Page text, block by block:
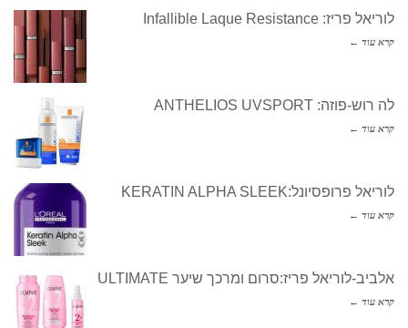
לוריאל פריז: Infallible Laque Resistance
קרא עוד ←
לה רוש-פוזה: ANTHELIOS UVSPORT
קרא עוד ←
לוריאל פרופסיונל:KERATIN ALPHA SLEEK
קרא עוד ←
אלביב-לוריאל פריז:סרום ומרכך שיער ULTIMATE
קרא עוד ←